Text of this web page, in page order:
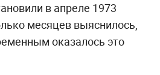
в апреле 1973
месяцев выяснилось,
оказалось это